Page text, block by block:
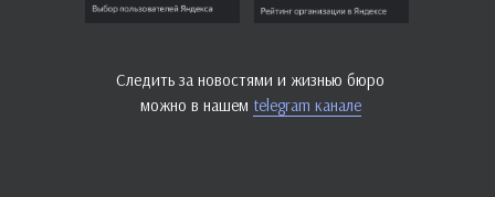
Следить за новостями и жизнью бюро
можно в нашем telegram канале